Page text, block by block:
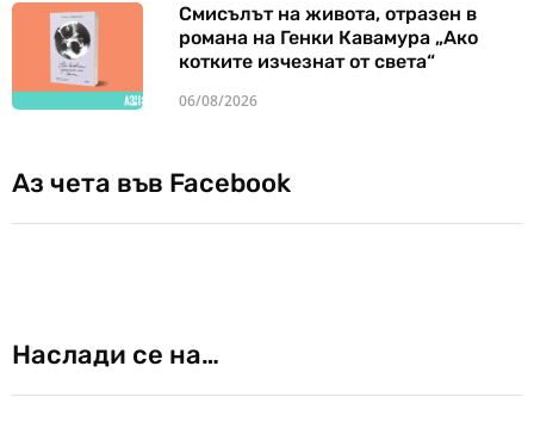
Смисълът на живота, отразен в
романа на Генки Кавамура „Ако
котките изчезнат от света“
06/08/2026
Аз чета във Facebook
Наслади се на…